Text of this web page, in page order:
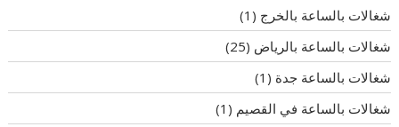
شغالات بالساعة بالخرج (1)
شغالات بالساعة بالرياض (25)
شغالات بالساعة جدة (1)
شغالات بالساعة في القصيم (1)